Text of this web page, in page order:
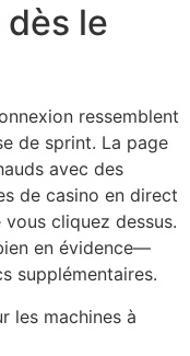
dès le
ressemblent
de sprint. La page
avec des
de casino en direct
cliquez dessus.
en évidence—
supplémentaires.
les machines à